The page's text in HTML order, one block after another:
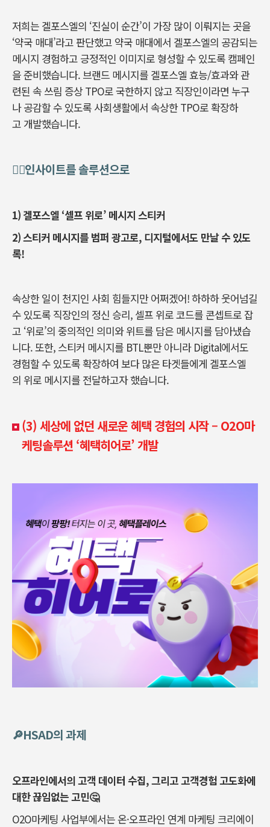
저희는 겔포스엘의 ‘진실이 순간’이 가장 많이 이뤄지는 곳을
‘약국 매대’라고 판단했고 약국 매대에서 겔포스엘의 공감되는
메시지 경험하고 긍정적인 이미지로 형성할 수 있도록 캠페인
을 준비했습니다. 브랜드 메시지를 겔포스엘 효능/효과와 관
련된 속 쓰림 증상 TPO로 국한하지 않고 직장인이라면 누구
나 공감할 수 있도록 사회생활에서 속상한 TPO로 확장하
고 개발했습니다.
🧚‍♀인사이트를 솔루션으로
1) 겔포스엘 ‘셀프 위로’ 메시지 스티커
2) 스티커 메시지를 범퍼 광고로, 디지털에서도 만날 수 있도
록!
속상한 일이 천지인 사회 힘들지만 어쩌겠어! 하하하 웃어넘길
수 있도록 직장인의 정신 승리, 셀프 위로 코드를 콘셉트로 잡
고 ‘위로’의 중의적인 의미와 위트를 담은 메시지를 담아냈습
니다. 또한, 스티커 메시지를 BTL뿐만 아니라 Digital에서도
경험할 수 있도록 확장하여 보다 많은 타겟들에게 겔포스엘
의 위로 메시지를 전달하고자 했습니다.
(3) 세상에 없던 새로운 혜택 경험의 시작 – O2O마
케팅솔루션 ‘혜택히어로’ 개발
🔎HSAD의 과제
오프라인에서의 고객 데이터 수집, 그리고 고객경험 고도화에
대한 끊임없는 고민🤔
O2O마케팅 사업부에서는 온·오프라인 연계 마케팅 크리에이